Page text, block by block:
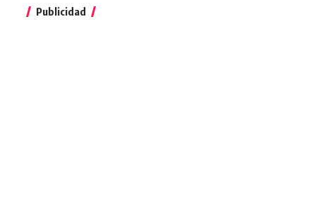
Publicidad